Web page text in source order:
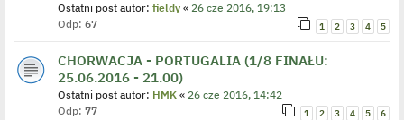
Ostatni post autor: fieldy « 26 cze 2016, 19:13
Odp: 67 1 2 3 4 5
CHORWACJA - PORTUGALIA (1/8 FINAŁU:
25.06.2016 - 21.00)
Ostatni post autor: HMK « 26 cze 2016, 14:42
Odp: 77 1 2 3 4 5 6